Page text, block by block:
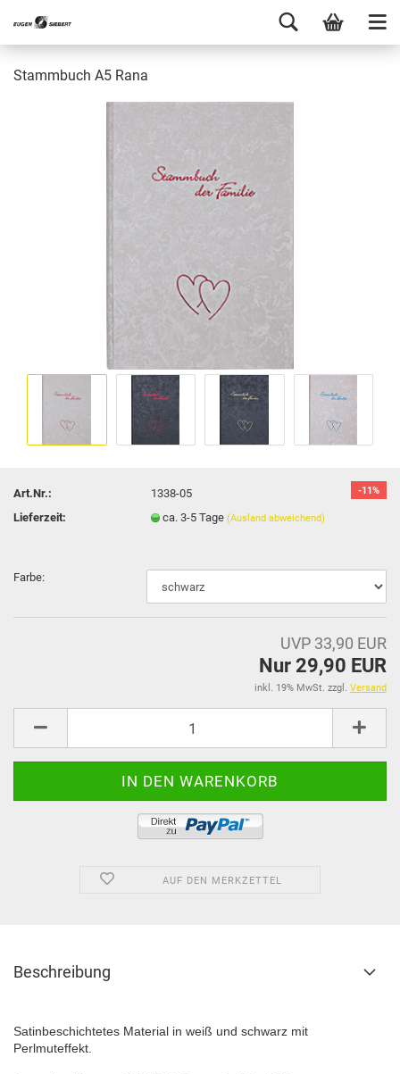
Stammbuch A5 Rana
-11%
Art.Nr.:
1338-05
Lieferzeit:
ca. 3-5 Tage(Ausland abweichend)
Farbe:
UVP 33,90 EUR
Nur 29,90 EUR
inkl. 19% MwSt. zzgl. Versand
AUF DEN MERKZETTEL
Beschreibung
Satinbeschichtetes Material in weiß und schwarz mit
Perlmuteffekt.